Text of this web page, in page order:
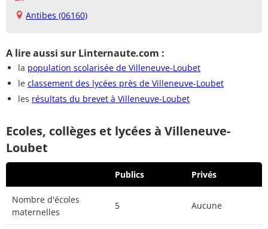
Antibes (06160)
A lire aussi sur Linternaute.com :
la population scolarisée de Villeneuve-Loubet
le classement des lycées près de Villeneuve-Loubet
les résultats du brevet à Villeneuve-Loubet
Ecoles, collèges et lycées à Villeneuve-
Loubet
Publics Privés
Nombre d'écoles
maternelles
5 Aucune